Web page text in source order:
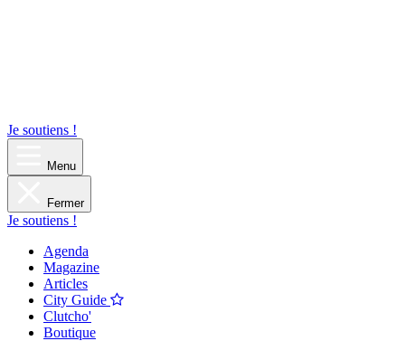
Je soutiens !
Menu
Fermer
Je soutiens !
Agenda
Magazine
Articles
City Guide
Clutcho'
Boutique